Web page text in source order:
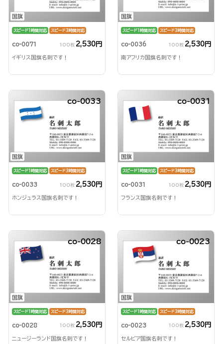
国旗
スピード1時間対応 スピード3時間対応
co-0071 100枚 2,530円
イギリス国旗名刺です！
国旗
スピード1時間対応 スピード3時間対応
co-0036 100枚 2,530円
南アフリカ国旗名刺です！
国旗
co-0033
スピード1時間対応 スピード3時間対応
co-0033 100枚 2,530円
ホンジュラス国旗名刺です！
国旗
co-0031
スピード1時間対応 スピード3時間対応
co-0031 100枚 2,530円
フランス国旗名刺です！
国旗
co-0028
スピード1時間対応 スピード3時間対応
co-0028 100枚 2,530円
ニュージーランド国旗名刺です！
国旗
co-0023
スピード1時間対応 スピード3時間対応
co-0023 100枚 2,530円
セルビア国旗名刺です！